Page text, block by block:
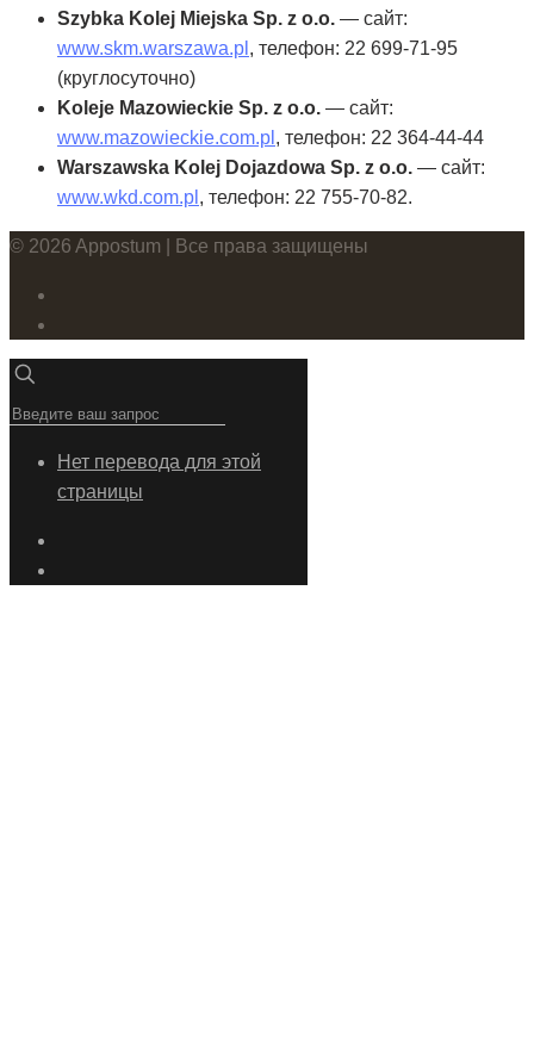
Szybka Kolej Miejska Sp. z o.o. — сайт:
www.skm.warszawa.pl , телефон: 22 699-71-95
(круглосуточно)
Koleje Mazowieckie Sp. z o.o. — сайт:
www.mazowieckie.com.pl , телефон: 22 364-44-44
Warszawska Kolej Dojazdowa Sp. z o.o. — сайт:
www.wkd.com.pl , телефон: 22 755-70-82​.
© 2026 Appostum | Все права защищены
Нет перевода для этой
страницы